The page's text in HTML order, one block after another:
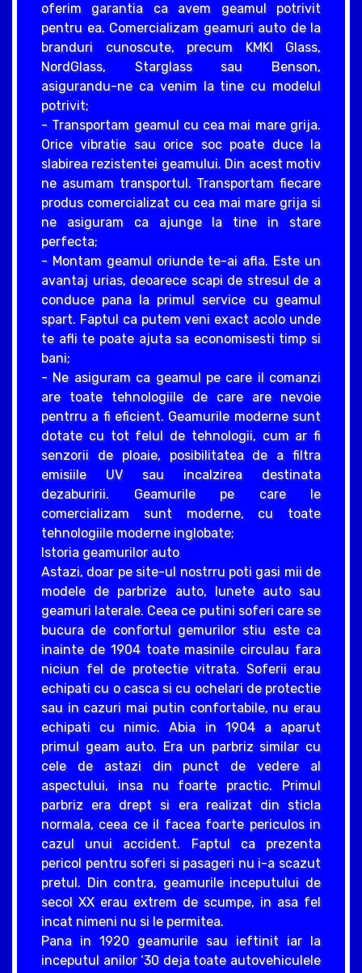
oferim garantia ca avem geamul potrivit
pentru ea. Comercializam geamuri auto de la
branduri cunoscute, precum KMKI Glass,
NordGlass, Starglass sau Benson,
asigurandu-ne ca venim la tine cu modelul
potrivit;
- Transportam geamul cu cea mai mare grija.
Orice vibratie sau orice soc poate duce la
slabirea rezistentei geamului. Din acest motiv
ne asumam transportul. Transportam fiecare
produs comercializat cu cea mai mare grija si
ne asiguram ca ajunge la tine in stare
perfecta;
- Montam geamul oriunde te-ai afla. Este un
avantaj urias, deoarece scapi de stresul de a
conduce pana la primul service cu geamul
spart. Faptul ca putem veni exact acolo unde
te afli te poate ajuta sa economisesti timp si
bani;
- Ne asiguram ca geamul pe care il comanzi
are toate tehnologiile de care are nevoie
pentrru a fi eficient. Geamurile moderne sunt
dotate cu tot felul de tehnologii, cum ar fi
senzorii de ploaie, posibilitatea de a filtra
emisiile UV sau incalzirea destinata
dezaburirii. Geamurile pe care le
comercializam sunt moderne, cu toate
tehnologiile moderne inglobate;
Istoria geamurilor auto
Astazi, doar pe site-ul nostrru poti gasi mii de
modele de parbrize auto, lunete auto sau
geamuri laterale. Ceea ce putini soferi care se
bucura de confortul gemurilor stiu este ca
inainte de 1904 toate masinile circulau fara
niciun fel de protectie vitrata. Soferii erau
echipati cu o casca si cu ochelari de protectie
sau in cazuri mai putin confortabile, nu erau
echipati cu nimic. Abia in 1904 a aparut
primul geam auto. Era un parbriz similar cu
cele de astazi din punct de vedere al
aspectului, insa nu foarte practic. Primul
parbriz era drept si era realizat din sticla
normala, ceea ce il facea foarte periculos in
cazul unui accident. Faptul ca prezenta
pericol pentru soferi si pasageri nu i-a scazut
pretul. Din contra, geamurile inceputului de
secol XX erau extrem de scumpe, in asa fel
incat nimeni nu si le permitea.
Pana in 1920 geamurile sau ieftinit iar la
inceputul anilor ‘30 deja toate autovehiculele